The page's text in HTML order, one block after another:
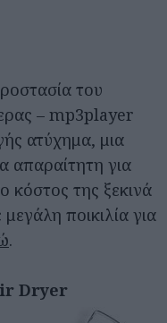
του
– mp3player
ατύχημα, μια
απαραίτητη για
κόστος της ξεκινά
ποικιλία για
.
Dryer